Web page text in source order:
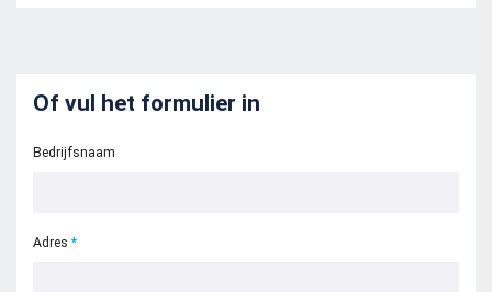
Of vul het formulier in
Bedrijfsnaam
Adres